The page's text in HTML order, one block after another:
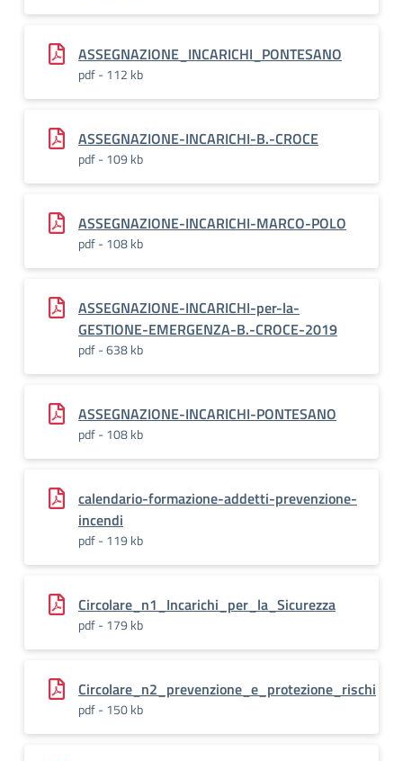
ASSEGNAZIONE_INCARICHI_PONTESANO
pdf - 112 kb
ASSEGNAZIONE-INCARICHI-B.-CROCE
pdf - 109 kb
ASSEGNAZIONE-INCARICHI-MARCO-POLO
pdf - 108 kb
ASSEGNAZIONE-INCARICHI-per-la-
GESTIONE-EMERGENZA-B.-CROCE-2019
pdf - 638 kb
ASSEGNAZIONE-INCARICHI-PONTESANO
pdf - 108 kb
calendario-formazione-addetti-prevenzione-
incendi
pdf - 119 kb
Circolare_n1_Incarichi_per_la_Sicurezza
pdf - 179 kb
Circolare_n2_prevenzione_e_protezione_rischi
pdf - 150 kb